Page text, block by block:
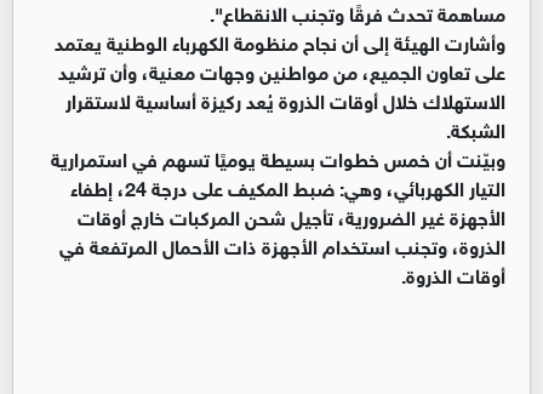
مساهمة تحدث فرقًا وتجنب الانقطاع".
وأشارت الهيئة إلى أن نجاح منظومة الكهرباء الوطنية يعتمد
على تعاون الجميع، من مواطنين وجهات معنية، وأن ترشيد
الاستهلاك خلال أوقات الذروة يُعد ركيزة أساسية لاستقرار
الشبكة.
وبيّنت أن خمس خطوات بسيطة يوميًا تسهم في استمرارية
التيار الكهربائي، وهي: ضبط المكيف على درجة 24، إطفاء
الأجهزة غير الضرورية، تأجيل شحن المركبات خارج أوقات
الذروة، وتجنب استخدام الأجهزة ذات الأحمال المرتفعة في
أوقات الذروة.